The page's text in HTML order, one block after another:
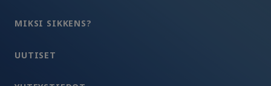
MIKSI SIKKENS?
UUTISET